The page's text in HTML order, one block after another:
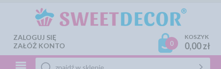
ZALOGUJ SIĘ
ZAŁÓŻ KONTO
0
KOSZYK
0,00 zł